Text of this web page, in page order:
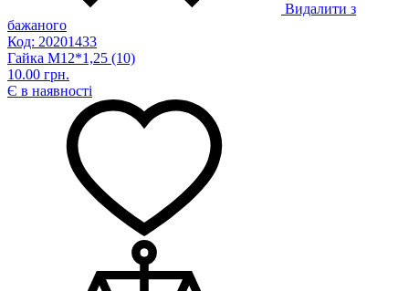
Видалити з
бажаного
Код: 20201433
Гайка М12*1,25 (10)
10.00 грн.
Є в наявності